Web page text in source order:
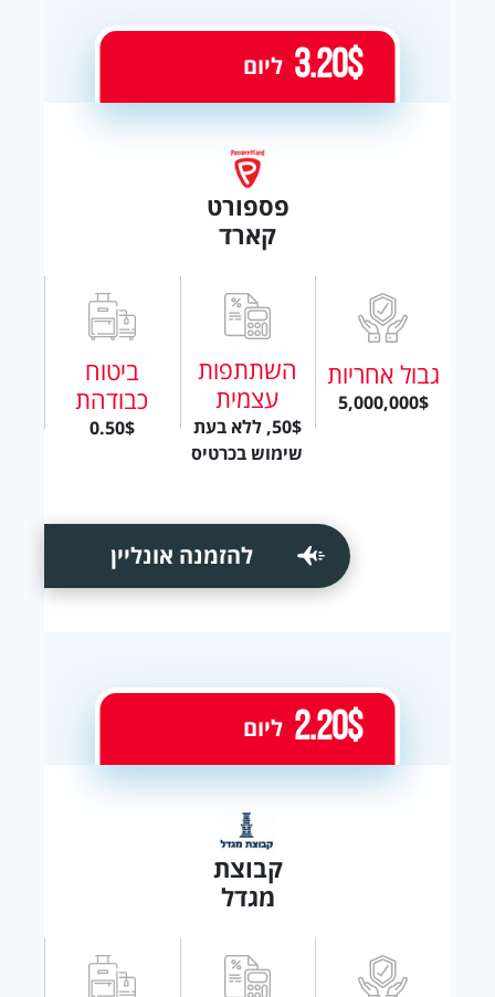
פספורט
קארד
גבול אחריות
5,000,000$
השתתפות
עצמית
50$, ללא בעת
שימוש בכרטיס
ביטוח
כבודהת
0.50$
3.20$ ליום
להזמנה אונליין
קבוצת
מגדל
2.20$ ליום